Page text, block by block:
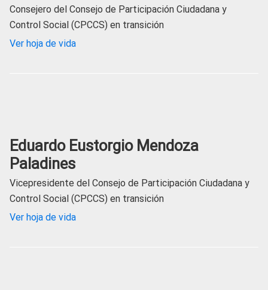
Consejero del Consejo de Participación Ciudadana y
Control Social (CPCCS) en transición
Ver hoja de vida
Eduardo Eustorgio Mendoza
Paladines
Vicepresidente del Consejo de Participación Ciudadana y
Control Social (CPCCS) en transición
Ver hoja de vida